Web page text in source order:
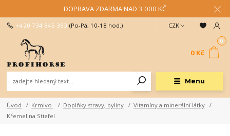
DOPRAVA ZDARMA NAD 3 000 KČ
Menu
CZK
+420 734 845 393 (Po-Pá, 10-18 hod.)
0
0 Kč
Úvod Krmivo Doplňky stravy, byliny
Vitamíny a minerální látky
Křemelina Stiefel